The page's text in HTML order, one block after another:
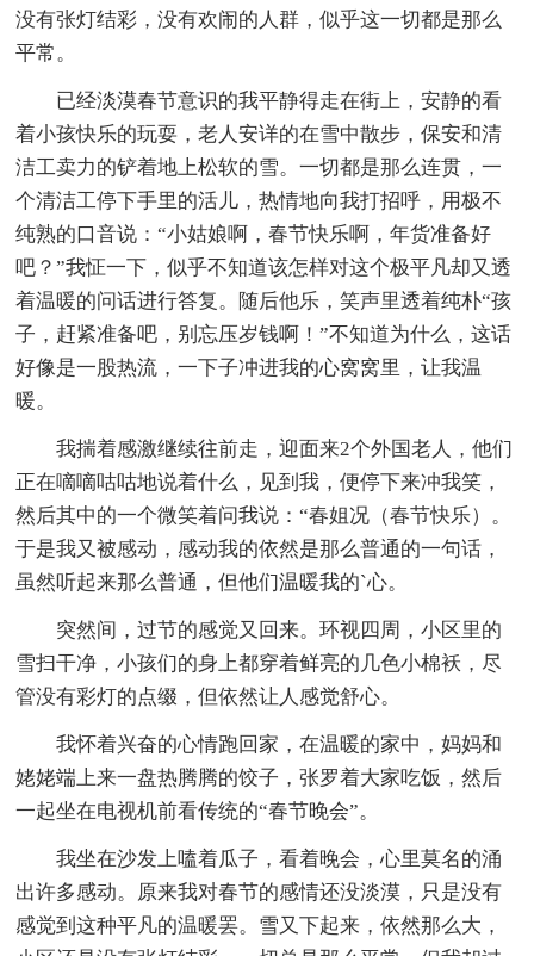
没有张灯结彩，没有欢闹的人群，似乎这一切都是那么
平常。
已经淡漠春节意识的我平静得走在街上，安静的看
着小孩快乐的玩耍，老人安详的在雪中散步，保安和清
洁工卖力的铲着地上松软的雪。一切都是那么连贯，一
个清洁工停下手里的活儿，热情地向我打招呼，用极不
纯熟的口音说：“小姑娘啊，春节快乐啊，年货准备好
吧？”我怔一下，似乎不知道该怎样对这个极平凡却又透
着温暖的问话进行答复。随后他乐，笑声里透着纯朴“孩
子，赶紧准备吧，别忘压岁钱啊！”不知道为什么，这话
好像是一股热流，一下子冲进我的心窝窝里，让我温
暖。
我揣着感激继续往前走，迎面来2个外国老人，他们
正在嘀嘀咕咕地说着什么，见到我，便停下来冲我笑，
然后其中的一个微笑着问我说：“春姐况（春节快乐）。
于是我又被感动，感动我的依然是那么普通的一句话，
虽然听起来那么普通，但他们温暖我的`心。
突然间，过节的感觉又回来。环视四周，小区里的
雪扫干净，小孩们的身上都穿着鲜亮的几色小棉袄，尽
管没有彩灯的点缀，但依然让人感觉舒心。
我怀着兴奋的心情跑回家，在温暖的家中，妈妈和
姥姥端上来一盘热腾腾的饺子，张罗着大家吃饭，然后
一起坐在电视机前看传统的“春节晚会”。
我坐在沙发上嗑着瓜子，看着晚会，心里莫名的涌
出许多感动。原来我对春节的感情还没淡漠，只是没有
感觉到这种平凡的温暖罢。雪又下起来，依然那么大，